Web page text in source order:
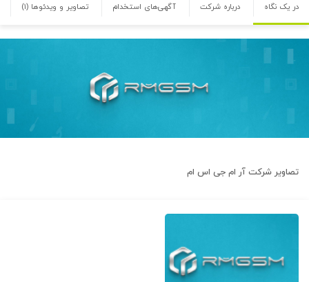
در یک نگاه درباره شرکت آگهی‌های استخدام تصاویر و ویدئوها (۱)
تصاویر شرکت آر ام جی اس ام